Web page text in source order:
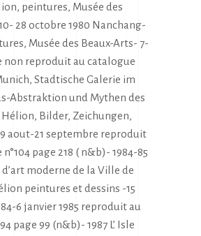
peintures, Musée des
28 octobre 1980 Nanchang-
Musée des Beaux-Arts- 7-
non reproduit au catalogue
Stadtische Galerie im
Abstraktion und Mythen des
Bilder, Zeichungen,
aout-21 septembre reproduit
page 218 ( n&b)- 1984-85
d’art moderne de la Ville de
peintures et dessins -15
6 janvier 1985 reproduit au
page 99 (n&b)- 1987 L’ Isle